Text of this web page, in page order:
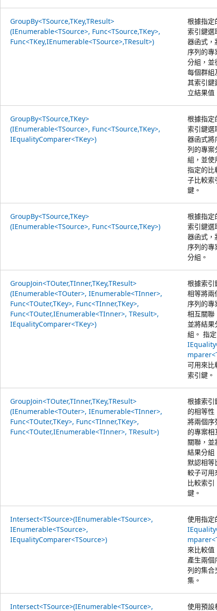
GroupBy<TSource,TKey,TResult>
(IEnumerable<TSource>, Func<TSource,TKey>,
Func<TKey,IEnumerable<TSource>,TResult>)
根據指定
索引鍵選
器函式，
序列的專
分組，並
每個群組
其索引鍵
立結果值
GroupBy<TSource,TKey>
(IEnumerable<TSource>, Func<TSource,TKey>,
IEqualityComparer<TKey>)
根據指定
索引鍵選
器函式將
列的專案
組，並使
指定的比
子比較索
鍵。
GroupBy<TSource,TKey>
(IEnumerable<TSource>, Func<TSource,TKey>)
根據指定
索引鍵選
器函式，
序列的專
分組。
GroupJoin<TOuter,TInner,TKey,TResult>
(IEnumerable<TOuter>, IEnumerable<TInner>,
Func<TOuter,TKey>, Func<TInner,TKey>,
Func<TOuter,IEnumerable<TInner>, TResult>,
IEqualityComparer<TKey>)
根據索引
相等將兩
序列的專
相互關聯
並將結果
組。 指
可用來比
索引鍵。
GroupJoin<TOuter,TInner,TKey,TResult>
(IEnumerable<TOuter>, IEnumerable<TInner>,
Func<TOuter,TKey>, Func<TInner,TKey>,
Func<TOuter,IEnumerable<TInner>, TResult>)
根據索引
的相等性
將兩個序
的專案相
關聯，並
結果分組
默認相等
較子可用
比較索引
鍵。
Intersect<TSource>(IEnumerable<TSource>,
IEnumerable<TSource>,
IEqualityComparer<TSource>)
使用指定
來比較值
產生兩個
列的集合
集。
Intersect<TSource>(IEnumerable<TSource>, 使用預設